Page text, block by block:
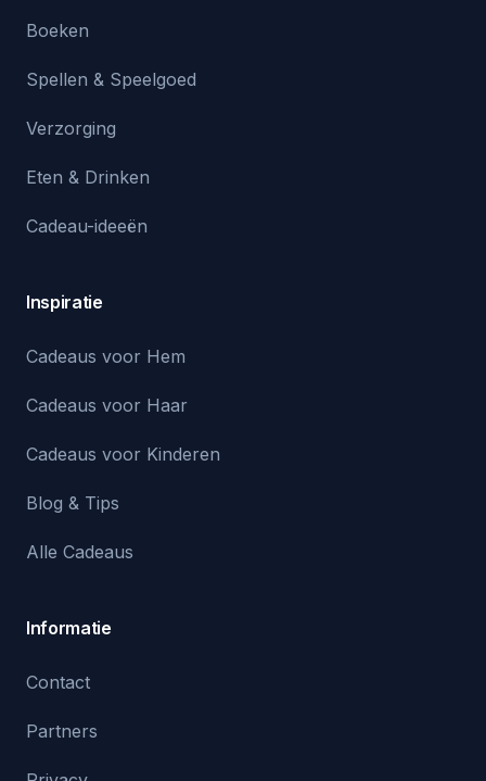
Boeken
Spellen & Speelgoed
Verzorging
Eten & Drinken
Cadeau-ideeën
Inspiratie
Cadeaus voor Hem
Cadeaus voor Haar
Cadeaus voor Kinderen
Blog & Tips
Alle Cadeaus
Informatie
Contact
Partners